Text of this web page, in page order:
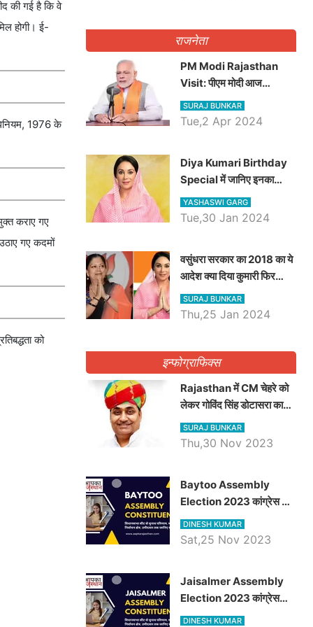
की गई है कि वे
होगी। ई-
1976 के
कराए गए
गए कदमों
को
राजनेता
PM Modi Rajasthan
Visit: पीएम मोदी आज
राजस्थान में कोटपूतली में करेंगे
विशाल रैली, एक सभा से 8 सीटों
SURAJ BUNKAR
Tue,2 Apr 2024
Diya Kumari Birthday
Special में जानिए इनका
राजकुमारी से राजस्थान की
डिप्टी सीएम बनने तक का सफर,
YASHASWI GARG
Tue,30 Jan 2024
वसुंधरा सरकार का 2018 का ये
आदेश क्या दिया कुमारी फिर
करेंगी लागू? कांग्रेस सरकार ने
किया था निरस्त
SURAJ BUNKAR
Thu,25 Jan 2024
इन्फोग्राफिक्स
Rajasthan में CM चेहरे को
लेकर गोविंद सिंह डोटासरा का
बड़ा बयान आया सामने, जानें
विचार
SURAJ BUNKAR
Thu,30 Nov 2023
Baytoo Assembly
Election 2023 कांग्रेस से
हरीश चौधरी तो बालाराम मुंड होंगे
भाजपा उम्मीदवार, जानिये बायतू
DINESH KUMAR
Sat,25 Nov 2023
​​​​​​​Jaisalmer Assembly
Election 2023 कांग्रेस
रूपा राम मेघवाल तो छोटु सिंह
DINESH KUMAR